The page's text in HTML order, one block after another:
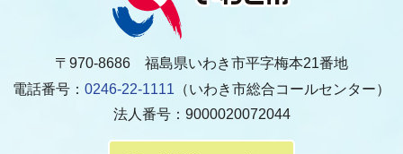
〒970-8686 福島県いわき市平字梅本21番地
電話番号： 0246-22-1111 （いわき市総合コールセンター）
法人番号：9000020072044